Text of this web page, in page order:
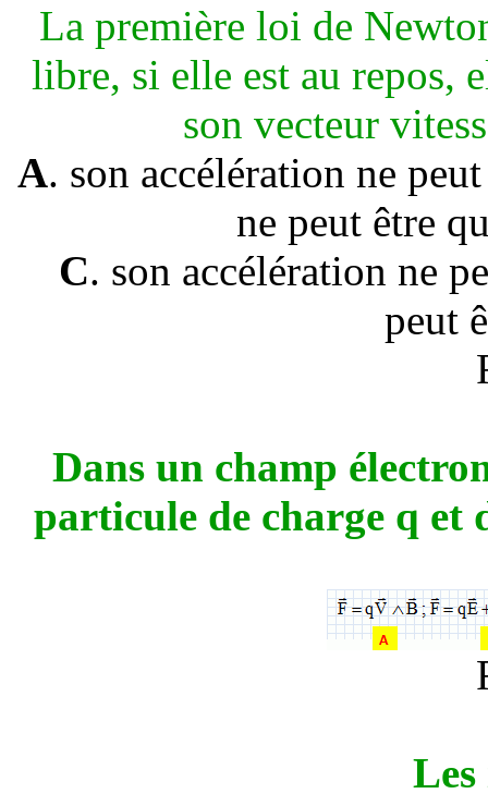
La première loi de
libre, si elle est au repos,
son vecteur
A. son accélération ne
ne peut être
C. son accélération ne
peut
Dans un champ
particule de charge q et